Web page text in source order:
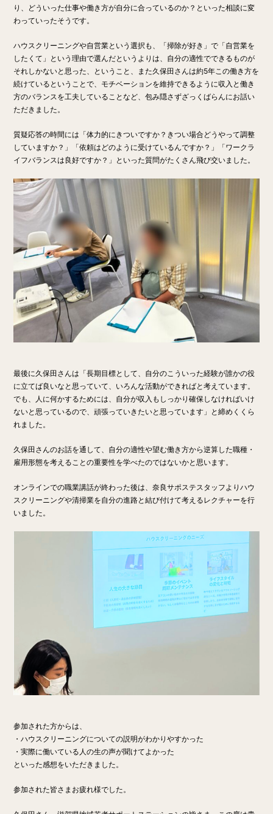
り、どういった仕事や働き方が自分に合っているのか？といった相談に変
わっていったそうです。
ハウスクリーニングや自営業という選択も、「掃除が好き」で「自営業を
したくて」という理由で選んだというよりは、自分の適性でできるものが
それしかないと思った、ということ、また久保田さんは約5年この働き方を
続けているということで、モチベーションを維持できるように収入と働き
方のバランスを工夫していることなど、包み隠さずざっくばらんにお話い
ただきました。
質疑応答の時間には「体力的にきついですか？きつい場合どうやって調整
していますか？」「依頼はどのように受けているんですか？」「ワークラ
イフバランスは良好ですか？」といった質問がたくさん飛び交いました。
最後に久保田さんは「長期目標として、自分のこういった経験が誰かの役
に立てば良いなと思っていて、いろんな活動ができればと考えています。
でも、人に何かするためには、自分が収入もしっかり確保しなければいけ
ないと思っているので、頑張っていきたいと思っています」と締めくくら
れました。
久保田さんのお話を通して、自分の適性や望む働き方から逆算した職種・
雇用形態を考えることの重要性を学べたのではないかと思います。
オンラインでの職業講話が終わった後は、奈良サポステスタッフよりハウ
スクリーニングや清掃業を自分の進路と結び付けて考えるレクチャーを行
いました。
参加された方からは、
・ハウスクリーニングについての説明がわかりやすかった
・実際に働いている人の生の声が聞けてよかった
といった感想をいただきました。
参加された皆さまお疲れ様でした。